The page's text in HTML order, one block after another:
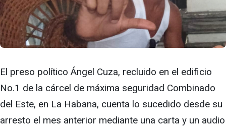
El preso político Ángel Cuza, recluido en el edificio
No.1 de la cárcel de máxima seguridad Combinado
del Este, en La Habana, cuenta lo sucedido desde su
arresto el mes anterior mediante una carta y un audio